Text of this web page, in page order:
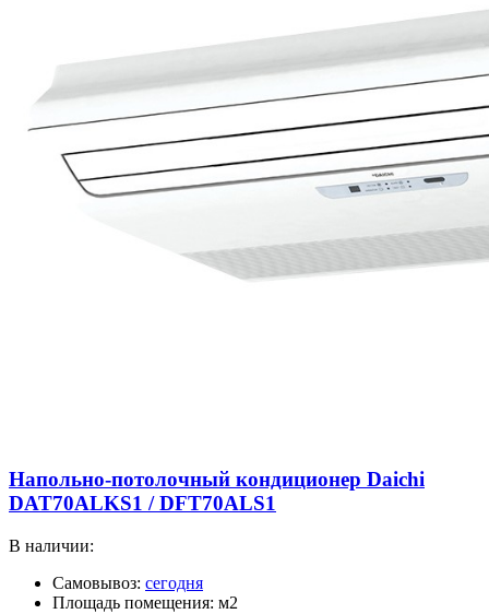
Напольно-потолочный кондиционер Daichi
DAT70ALKS1 / DFT70ALS1
В наличии:
Самовывоз: сегодня
Площадь помещения: м2